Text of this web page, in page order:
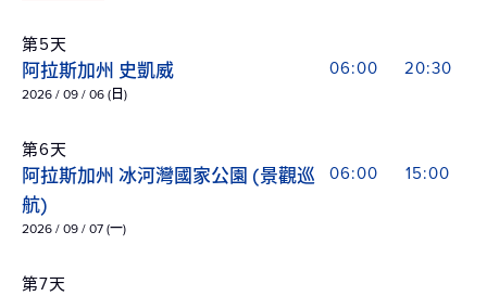
第5天
阿拉斯加州 史凱威
2026 / 09 / 06 (日)
06:00 20:30
第6天
阿拉斯加州 冰河灣國家公園 (景觀巡
航)
2026 / 09 / 07 (一)
06:00 15:00
第7天